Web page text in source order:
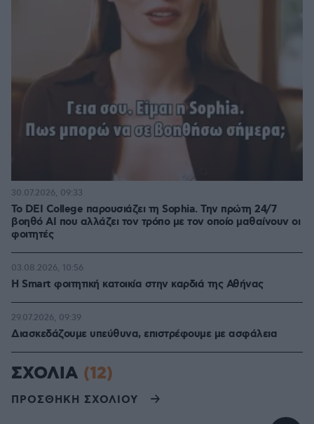
Το DEI College παρουσιάζει τη Sophia. Την πρώτη 24/7
βοηθό AI που αλλάζει τον τρόπο με τον οποίο μαθαίνουν οι
φοιτητές
30.07.2026, 09:33
Η Smart φοιτητική κατοικία στην καρδιά της Αθήνας
03.08.2026, 10:56
Διασκεδάζουμε υπεύθυνα, επιστρέφουμε με ασφάλεια
29.07.2026, 09:39
ΣΧΟΛΙΑ (12)
ΠΡΟΣΘΗΚΗ ΣΧΟΛΙΟΥ